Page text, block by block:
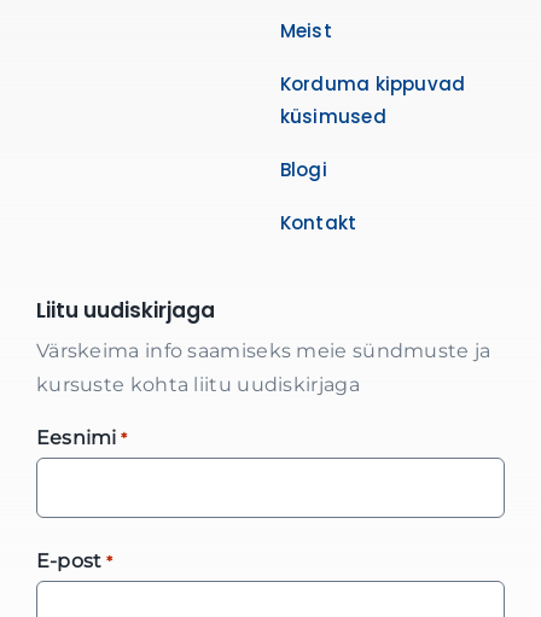
Meist
Korduma kippuvad
küsimused
Blogi
Kontakt
Liitu uudiskirjaga
Värskeima info saamiseks meie sündmuste ja
kursuste kohta liitu uudiskirjaga
Eesnimi *
E-post *